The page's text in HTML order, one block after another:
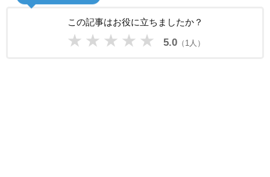
この記事はお役に立ちましたか？
★ ★ ★ ★ ★ 5.0（1人）